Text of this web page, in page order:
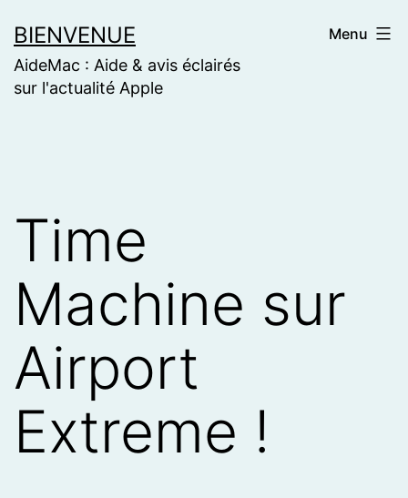
to
content
BIENVENUE
AideMac : Aide & avis éclairés
sur l'actualité Apple
Menu
Time
Machine sur
Airport
Extreme !